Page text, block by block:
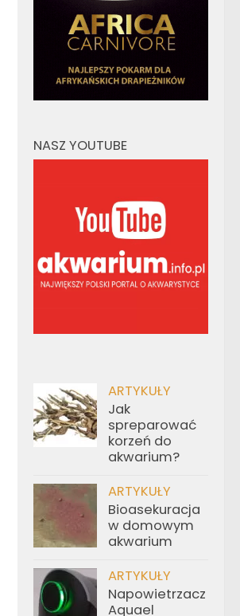
NASZ YOUTUBE
ARTYKUŁY
Jak
spreparować
korzeń do
akwarium?
ARTYKUŁY
Bioasekuracja
w domowym
akwarium
ARTYKUŁY
Napowietrzacz
Aquael